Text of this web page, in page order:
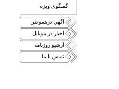
گفتگوی ويژه
آگهي درهموطن
اخبار در موبايل
آرشيو روزنامه
تماس با ما